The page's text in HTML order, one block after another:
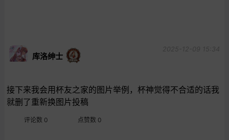
库洛绅士
接下来我会用杯友之家的图片举例，杯神觉得不合适的话我
就删了重新换图片投稿
评论数 0 点赞数 0